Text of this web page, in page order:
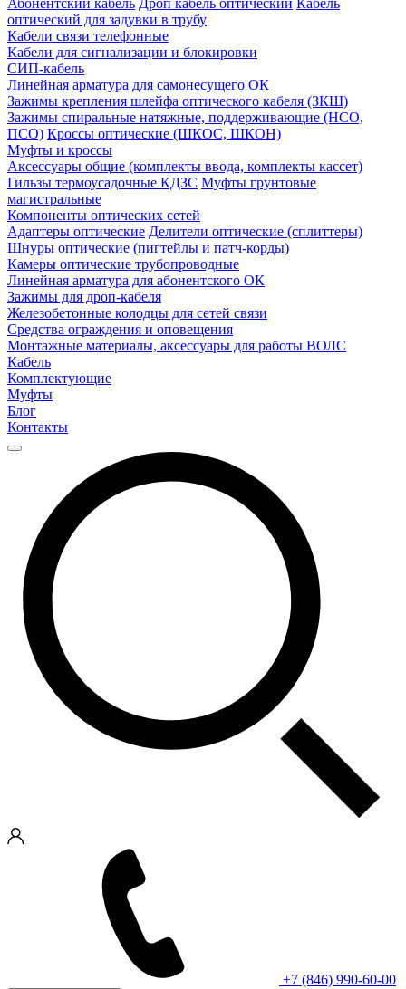
Абонентский кабель Дроп кабель оптический Кабель
оптический для задувки в трубу
Кабели связи телефонные
Кабели для сигнализации и блокировки
СИП-кабель
Линейная арматура для самонесущего ОК
Зажимы крепления шлейфа оптического кабеля (ЗКШ)
Зажимы спиральные натяжные, поддерживающие (НСО,
ПСО) Кроссы оптические (ШКОС, ШКОН)
Муфты и кроссы
Аксессуары общие (комплекты ввода, комплекты кассет)
Гильзы термоусадочные КДЗС Муфты грунтовые
магистральные
Компоненты оптических сетей
Адаптеры оптические Делители оптические (сплиттеры)
Шнуры оптические (пигтейлы и патч-корды)
Камеры оптические трубопроводные
Линейная арматура для абонентского ОК
Зажимы для дроп-кабеля
Железобетонные колодцы для сетей связи
Средства ограждения и оповещения
Монтажные материалы, аксессуары для работы ВОЛС
Кабель
Комплектующие
Муфты
Блог
Контакты
+7 (846) 990-60-00